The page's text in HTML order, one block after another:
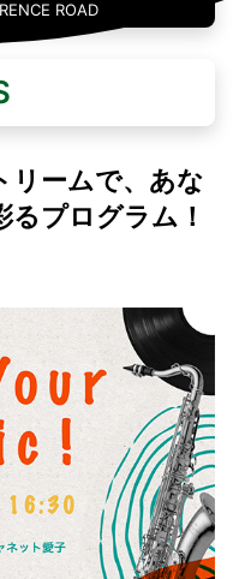
ROAD
リームで、あな
プログラム！